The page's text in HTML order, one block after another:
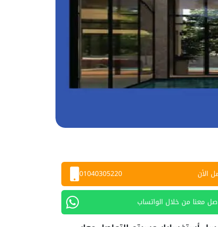
الأن 01040305220
معنا من خلال الواتساب